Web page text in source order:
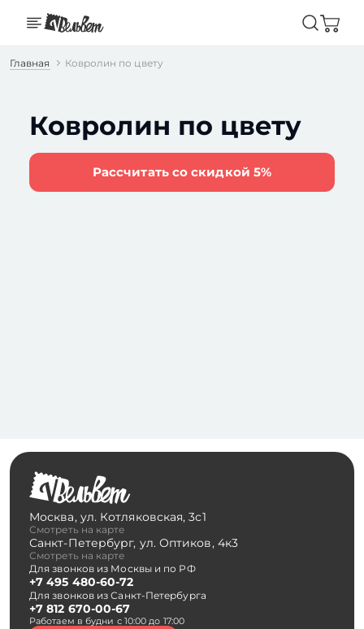
Главная Ковролин по цвету
Ковролин по цвету
Рассчитать со скидкой 5%
Москва, ул. Котляковская, 3с1
Смотреть на карте
Санкт-Петербург, ул. Оптиков, 4к3
Смотреть на карте
Для звонков из Москвы и по РФ
+7 495 480-60-72
Для звонков из Санкт-Петербурга
+7 812 670-00-67
Работаем в будни с 10:00 до 17:00